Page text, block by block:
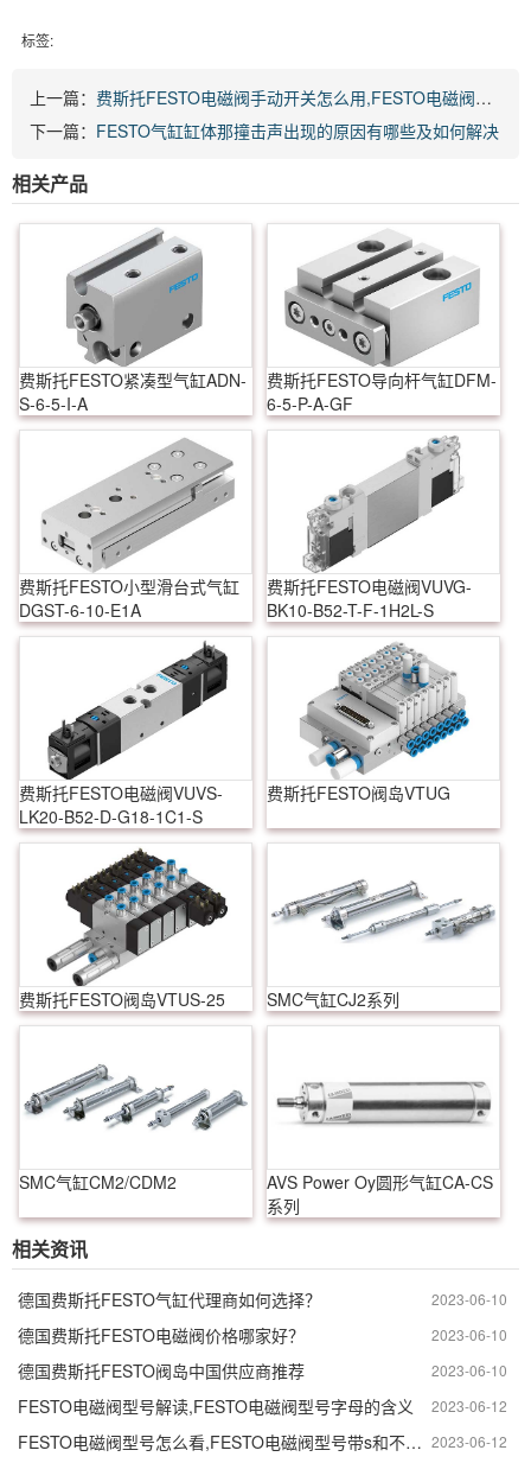
标签:
上一篇： 费斯托FESTO电磁阀手动开关怎么用,FESTO电磁阀怎么手动
下一篇： FESTO气缸缸体那撞击声出现的原因有哪些及如何解决
相关产品
费斯托FESTO紧凑型气缸ADN-
S-6-5-I-A
费斯托FESTO导向杆气缸DFM-
6-5-P-A-GF
费斯托FESTO小型滑台式气缸
DGST-6-10-E1A
费斯托FESTO电磁阀VUVG-
BK10-B52-T-F-1H2L-S
费斯托FESTO电磁阀VUVS-
LK20-B52-D-G18-1C1-S
费斯托FESTO阀岛VTUG
费斯托FESTO阀岛VTUS-25 SMC气缸CJ2系列
SMC气缸CM2/CDM2
AVS Power Oy圆形气缸CA-CS
系列
相关资讯
2023-06-10
德国费斯托FESTO气缸代理商如何选择？
2023-06-10
德国费斯托FESTO电磁阀价格哪家好？
2023-06-10
德国费斯托FESTO阀岛中国供应商推荐
2023-06-12
FESTO电磁阀型号解读,FESTO电磁阀型号字母的含义
2023-06-12
FESTO电磁阀型号怎么看,FESTO电磁阀型号带s和不带s的区别